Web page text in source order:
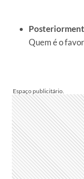
Quem é o